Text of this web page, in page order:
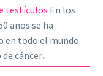
testículos En los
años se ha
en todo el mundo
cáncer.